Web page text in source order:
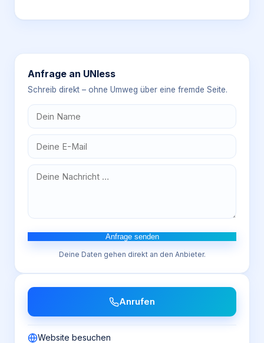
Anfrage an UNIess
Schreib direkt – ohne Umweg über eine fremde Seite.
Anfrage senden
Deine Daten gehen direkt an den Anbieter.
Anrufen
Website besuchen